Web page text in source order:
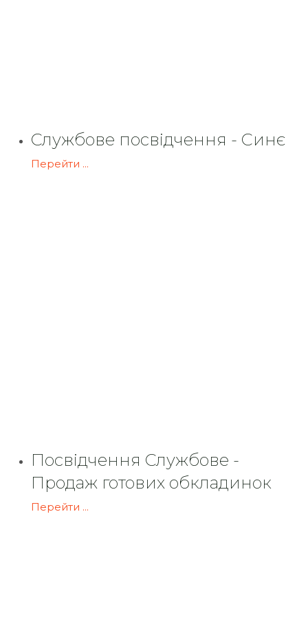
Службове посвідчення - Синє
Перейти ...
Посвідчення Службове -
Продаж готових обкладинок
Перейти ...